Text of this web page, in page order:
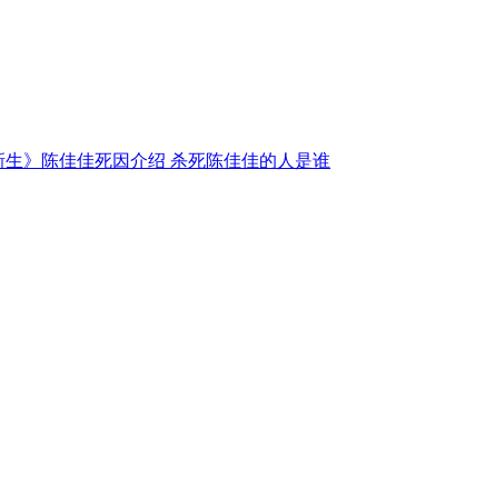
生》陈佳佳死因介绍 杀死陈佳佳的人是谁